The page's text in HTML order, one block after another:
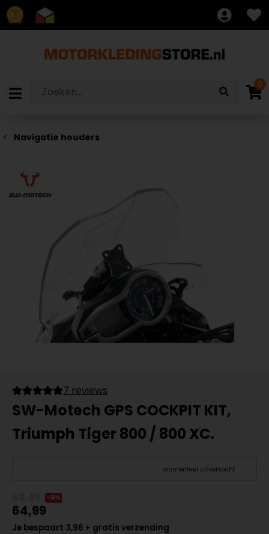
8.7
0
Navigatie houders
7 reviews
SW-Motech GPS COCKPIT KIT,
Triumph Tiger 800 / 800 XC.
momenteel uitverkocht
-6%
64,99
Je bespaart 3,96 + gratis verzending